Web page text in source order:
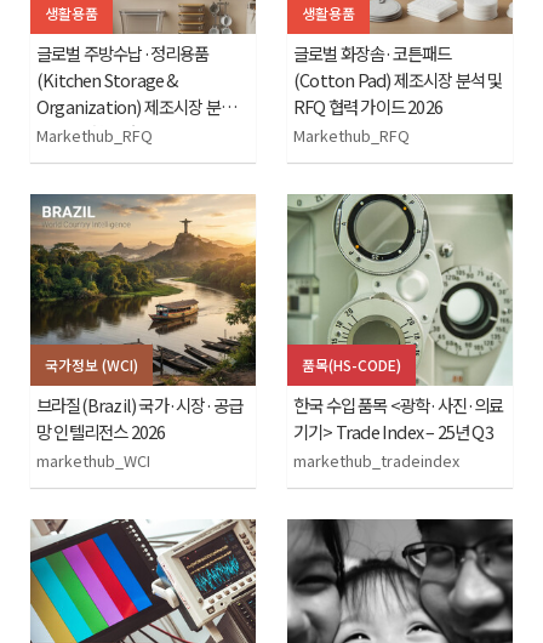
생활용품
글로벌 주방수납·정리용품
(Kitchen Storage &
Organization) 제조시장 분석
및 RFQ 협력 가이드 2026
Markethub_RFQ
생활용품
글로벌 화장솜·코튼패드
(Cotton Pad) 제조시장 분석 및
RFQ 협력 가이드 2026
Markethub_RFQ
국가정보 (WCI)
브라질(Brazil) 국가·시장·공급
망 인텔리전스 2026
markethub_WCI
품목(HS-CODE)
한국 수입 품목 <광학·사진·의료
기기> Trade Index – 25년 Q3
markethub_tradeindex